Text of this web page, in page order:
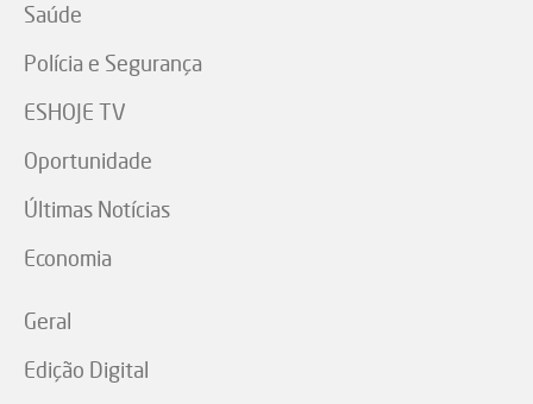
Saúde
Polícia e Segurança
ESHOJE TV
Oportunidade
Últimas Notícias
Economia
Geral
Edição Digital